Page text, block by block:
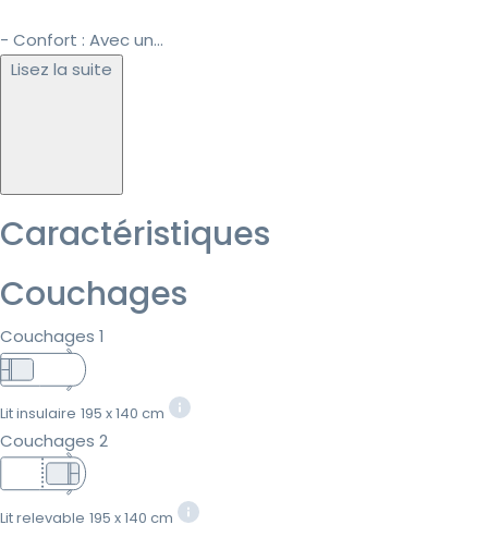
- Confort : Avec un...
Lisez la suite
Caractéristiques
Couchages
Couchages 1
Lit insulaire 195 x 140 cm
Couchages 2
Lit relevable 195 x 140 cm